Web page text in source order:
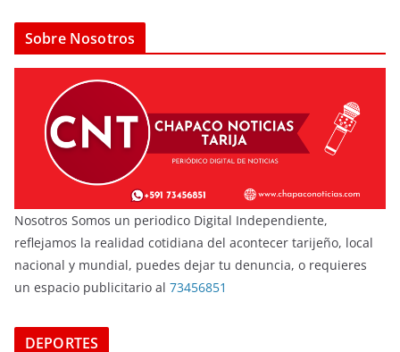
Sobre Nosotros
Nosotros Somos un periodico Digital Independiente,
reflejamos la realidad cotidiana del acontecer tarijeño, local
nacional y mundial, puedes dejar tu denuncia, o requieres
un espacio publicitario al 73456851
DEPORTES